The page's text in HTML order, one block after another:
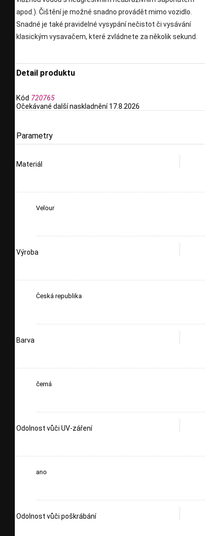
apod.). Čištění je možné snadno provádět mimo vozidlo.
Snadné je také pravidelné vysypání nečistot či vysávání
klasickým vysavačem, které zvládnete za několik sekund.
Detail produktu
Kód 720765
Očekávané další naskladnění17.8.2026
Parametry
Materiál
Velour
Výroba
Česká republika
Barva
černá
Odolnost vůči UV-záření
ano
Odolnost vůči poškrábání